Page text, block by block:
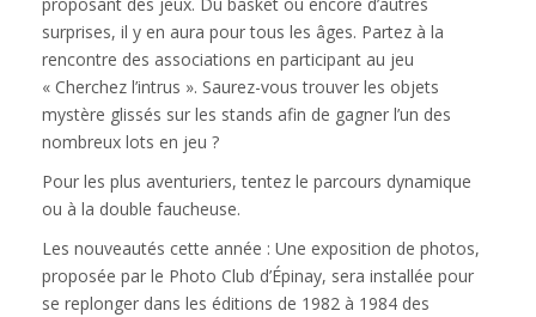
surprises, il y en aura pour tous les âges. Partez à la
rencontre des associations en participant au jeu
« Cherchez l’intrus ». Saurez-vous trouver les objets
mystère glissés sur les stands afin de gagner l’un des
nombreux lots en jeu ?
Pour les plus aventuriers, tentez le parcours dynamique
ou à la double faucheuse.
Les nouveautés cette année : Une exposition de photos,
proposée par le Photo Club d’Épinay, sera installée pour
se replonger dans les éditions de 1982 à 1984 des